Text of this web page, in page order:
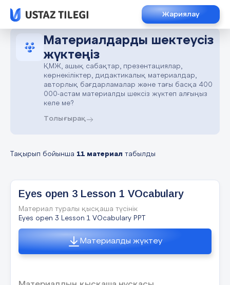
Жариялау
Материалдарды шектеусіз
жүктеңіз
ҚМЖ, ашық сабақтар, презентациялар,
көрнекіліктер, дидактикалық материалдар,
авторлық бағдарламалар және тағы басқа 400
000-астам материалды шексіз жүктеп алғыңыз
келе ме?
Толығырақ
Тақырып бойынша 11 материал табылды
Eyes open 3 Lesson 1 VOcabulary
Материал туралы қысқаша түсінік
Eyes open 3 Lesson 1 VOcabulary PPT
Материалды жүктеу